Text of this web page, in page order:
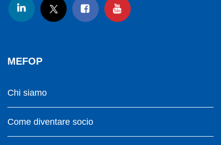
MEFOP
Chi siamo
Come diventare socio